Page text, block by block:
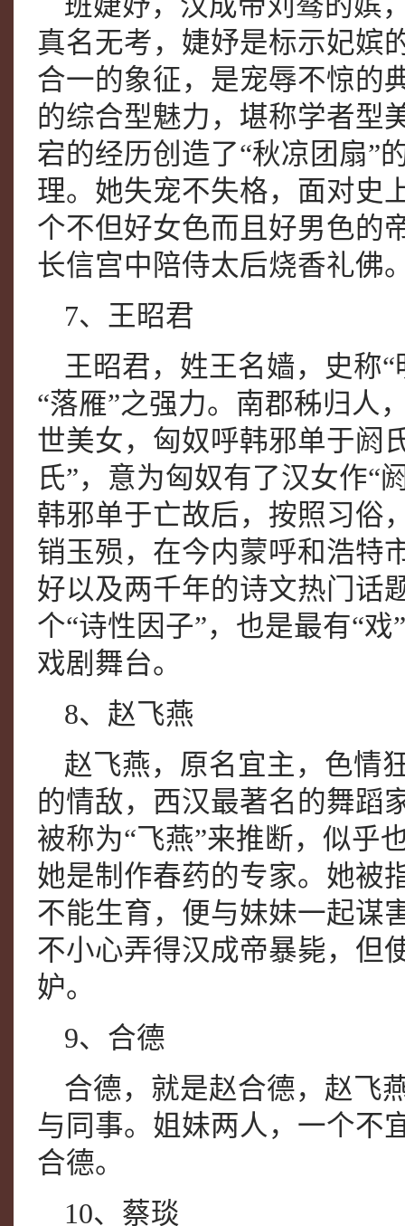
真名无考，婕妤是标示妃嫔
合一的象征，是宠辱不惊的
的综合型魅力，堪称学者型
宕的经历创造了“秋凉团扇”
理。她失宠不失格，面对
个不但好女色而且好男色的
长信宫中陪侍太后烧香礼佛
7、王昭君
王昭君，姓王名嫱，史称
“落雁”之强力。南郡秭归人
世美女，匈奴呼韩邪单于阏
氏”，意为匈奴有了汉女作“
韩邪单于亡故后，按照习俗
销玉殒，在今内蒙呼和浩特
好以及两千年的诗文热门话
个“诗性因子”，也是最有“
戏剧舞台。
8、赵飞燕
赵飞燕，原名宜主，色情
的情敌，西汉最著名的舞蹈
被称为“飞燕”来推断，似乎
她是制作春药的专家。她被
不能生育，便与妹妹一起谋
不小心弄得汉成帝暴毙，但
妒。
9、合德
合德，就是赵合德，赵飞
与同事。姐妹两人，一个不
合德。
10、蔡琰